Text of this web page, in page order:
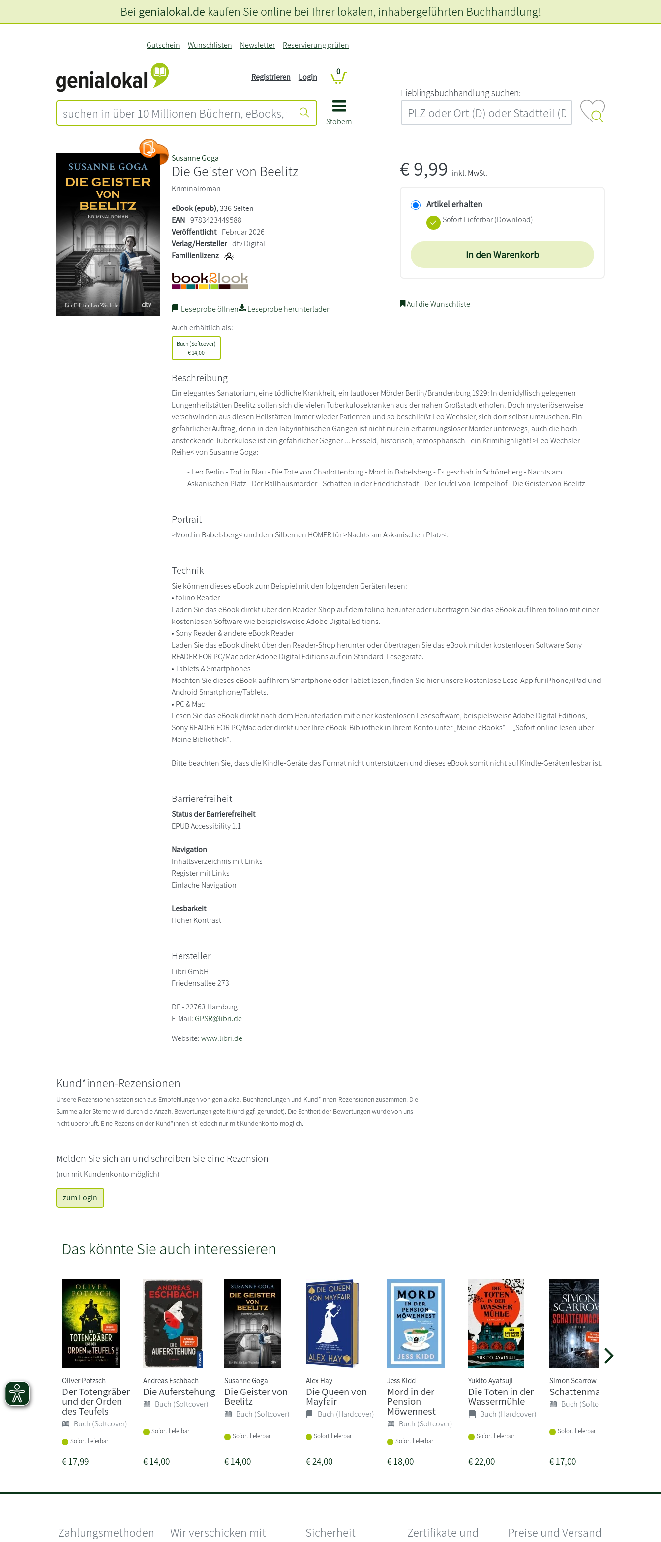
Stöbern
Gutschein Wunschlisten Newsletter Reservierung prüfen
Registrieren Login
0
L‍i‍e‍b‍l‍i‍n‍g‍s‍b‍u‍c‍h‍h‍a‍n‍d‍l‍u‍n‍g‍ ‍s‍u‍c‍h‍e‍n‍:‍
Bei genialokal.de kaufen Sie online bei Ihrer lokalen, inhabergeführten Buchhandlung!
Susanne Goga
Die Geister von Beelitz
Kriminalroman
eBook (epub), 336 Seiten
EAN 9783423449588
Veröffentlicht Februar 2026
Verlag/Hersteller dtv Digital
Familienlizenz
Leseprobe öffnen
Leseprobe herunterladen
Auch erhältlich als:
Buch (Softcover)
€ 14,00
€9,99 inkl. MwSt.
Artikel erhalten
Sofort Lieferbar (Download)
In den Warenkorb
Auf die Wunschliste
Beschreibung
Ein elegantes Sanatorium, eine tödliche Krankheit, ein lautloser Mörder Berlin/Brandenburg 1929: In den idyllisch gelegenen
Lungenheilstätten Beelitz sollen sich die vielen Tuberkulosekranken aus der nahen Großstadt erholen. Doch mysteriöserweise
verschwinden aus diesen Heilstätten immer wieder Patienten und so beschließt Leo Wechsler, sich dort selbst umzusehen. Ein
gefährlicher Auftrag, denn in den labyrinthischen Gängen ist nicht nur ein erbarmungsloser Mörder unterwegs, auch die hoch
ansteckende Tuberkulose ist ein gefährlicher Gegner ... Fesseld, historisch, atmosphärisch - ein Krimihighlight! >Leo Wechsler-
Reihe< von Susanne Goga:
- Leo Berlin - Tod in Blau - Die Tote von Charlottenburg - Mord in Babelsberg - Es geschah in Schöneberg - Nachts am
Askanischen Platz - Der Ballhausmörder - Schatten in der Friedrichstadt - Der Teufel von Tempelhof - Die Geister von Beelitz
Portrait
>Mord in Babelsberg< und dem Silbernen HOMER für >Nachts am Askanischen Platz<.
Technik
Sie können dieses eBook zum Beispiel mit den folgenden Geräten lesen:
• tolino Reader
Laden Sie das eBook direkt über den Reader-Shop auf dem tolino herunter oder übertragen Sie das eBook auf Ihren tolino mit einer
kostenlosen Software wie beispielsweise Adobe Digital Editions.
• Sony Reader & andere eBook Reader
Laden Sie das eBook direkt über den Reader-Shop herunter oder übertragen Sie das eBook mit der kostenlosen Software Sony
READER FOR PC/Mac oder Adobe Digital Editions auf ein Standard-Lesegeräte.
• Tablets & Smartphones
Möchten Sie dieses eBook auf Ihrem Smartphone oder Tablet lesen, finden Sie hier unsere kostenlose Lese-App für iPhone/iPad und
Android Smartphone/Tablets.
• PC & Mac
Lesen Sie das eBook direkt nach dem Herunterladen mit einer kostenlosen Lesesoftware, beispielsweise Adobe Digital Editions,
Sony READER FOR PC/Mac oder direkt über Ihre eBook-Bibliothek in Ihrem Konto unter „Meine eBooks“ - „Sofort online lesen über
Meine Bibliothek“.
Bitte beachten Sie, dass die Kindle-Geräte das Format nicht unterstützen und dieses eBook somit nicht auf Kindle-Geräten lesbar ist.
Barrierefreiheit
Status der Barrierefreiheit
EPUB Accessibility 1.1
Navigation
Inhaltsverzeichnis mit Links
Register mit Links
Einfache Navigation
Lesbarkeit
Hoher Kontrast
Hersteller
Libri GmbH
Friedensallee 273
DE - 22763 Hamburg
E-Mail:GPSR@libri.de
Website:www.libri.de
Kund*innen-Rezensionen
Unsere Rezensionen setzen sich aus Empfehlungen von genialokal-Buchhandlungen und Kund*innen-Rezensionen zusammen. Die
Summe aller Sterne wird durch die Anzahl Bewertungen geteilt (und ggf. gerundet). Die Echtheit der Bewertungen wurde von uns
nicht überprüft. Eine Rezension der Kund*innen ist jedoch nur mit Kundenkonto möglich.
Melden Sie sich an und schreiben Sie eine Rezension
(nur mit Kundenkonto möglich)
zum Login
Das könnte Sie auch interessieren
Oliver Pötzsch
Der Totengräber
und der Orden
des Teufels
Buch (Softcover)
Sofort lieferbar
€17,99
Andreas Eschbach
Die Auferstehung
Buch (Softcover)
Sofort lieferbar
€14,00
Susanne Goga
Die Geister von
Beelitz
Buch (Softcover)
Sofort lieferbar
€14,00
Alex Hay
Die Queen von
Mayfair
Buch (Hardcover)
Sofort lieferbar
€24,00
Jess Kidd
Mord in der
Pension
Möwennest
Buch (Softcover)
Sofort lieferbar
€18,00
Yukito Ayatsuji
Die Toten in der
Wassermühle
Buch (Hardcover)
Sofort lieferbar
€22,00
Simon Scarrow
Schattenmacht
Buch (Softcover)
Sofort lieferbar
€17,00
Zahlungsmethoden Wir verschicken mit Sicherheit
Zertifikate und
Preise und Versand